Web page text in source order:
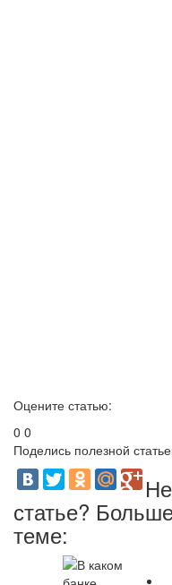
Оцените статью:
0 0
Поделись полезной
статье?
теме: